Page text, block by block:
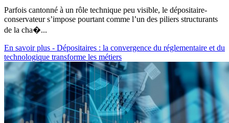
Parfois cantonné à un rôle technique peu visible, le dépositaire-
conservateur s’impose pourtant comme l’un des piliers structurants
de la cha�...
En savoir plus - Dépositaires : la convergence du réglementaire et du
technologique transforme les métiers